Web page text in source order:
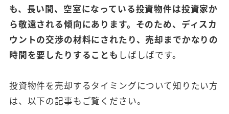
も、長い間、空室になっている投資物件は投資家か
ら敬遠される傾向にあります。そのため、ディスカ
ウントの交渉の材料にされたり、売却までかなりの
時間を要したりすることも しばしばです。
投資物件を売却するタイミングについて知りたい方
は、以下の記事もご覧ください。